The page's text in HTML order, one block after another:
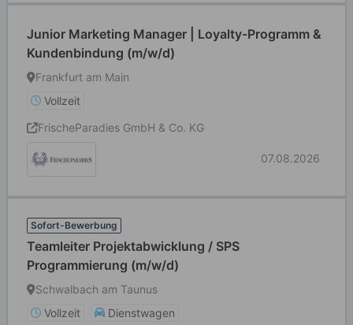
Junior Marketing Manager | Loyalty-Programm &
Kundenbindung (m/w/d)
Frankfurt am Main
Vollzeit
FrischeParadies GmbH & Co. KG
07.08.2026
Sofort-Bewerbung
Teamleiter Projektabwicklung / SPS
Programmierung (m/w/d)
Schwalbach am Taunus
Vollzeit
Dienstwagen